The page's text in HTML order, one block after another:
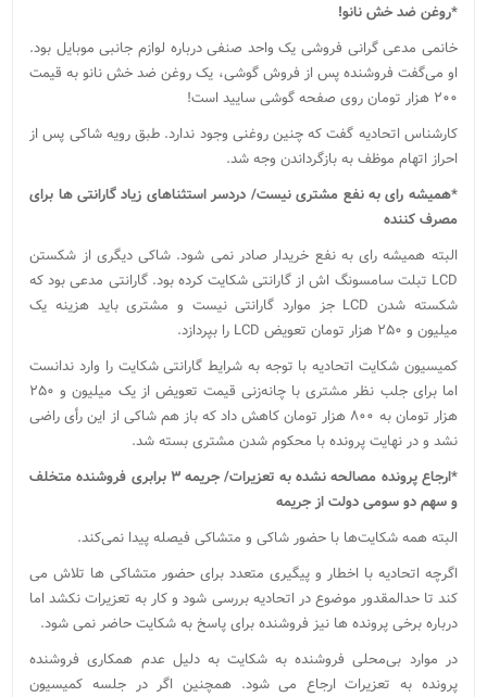
*روغن ضد خش نانو!
خانمی مدعی گرانی فروشی یک واحد صنفی درباره لوازم جانبی موبایل بود.
او می‌گفت فروشنده پس از فروش گوشی، یک روغن ضد خش نانو به قیمت
۲۰۰ هزار تومان روی صفحه گوشی سایید است!
کارشناس اتحادیه گفت که چنین روغنی وجود ندارد. طبق رویه شاکی پس از
احراز اتهام موظف به بازگرداندن وجه شد.
*همیشه رای به نفع مشتری نیست/ دردسر استثناهای زیاد گارانتی ها برای
مصرف کننده
البته همیشه رای به نفع خریدار صادر نمی شود. شاکی دیگری از شکستن
LCD تبلت سامسونگ اش از گارانتی شکایت کرده بود. گارانتی مدعی بود که
شکسته شدن LCD جز موارد گارانتی نیست و مشتری باید هزینه یک
میلیون و ۲۵۰ هزار تومان تعویض LCD را بپردازد.
کمیسیون شکایت اتحادیه با توجه به شرایط گارانتی شکایت را وارد ندانست
اما برای جلب نظر مشتری با چانه‌زنی قیمت تعویض از یک میلیون و ۲۵۰
هزار تومان به ۸۰۰ هزار تومان کاهش داد که باز هم شاکی از این رأی راضی
نشد و در نهایت پرونده با محکوم شدن مشتری بسته شد.
*ارجاع پرونده‌ مصالحه نشده به تعزیرات/ جریمه ۳ برابری فروشنده متخلف
و سهم دو سومی دولت از جریمه
البته همه شکایت‌ها با حضور شاکی و متشاکی فیصله پیدا نمی‌کند.
اگرچه اتحادیه با اخطار و پیگیری متعدد برای حضور متشاکی ها تلاش می
کند تا حدالمقدور موضوع در اتحادیه بررسی شود و کار به تعزیرات نکشد اما
درباره برخی پرونده ها نیز فروشنده برای پاسخ به شکایت حاضر نمی شود.
در موارد بی‌محلی فروشنده به شکایت به دلیل عدم همکاری فروشنده
پرونده به تعزیرات ارجاع می شود. همچنین اگر در جلسه کمیسیون